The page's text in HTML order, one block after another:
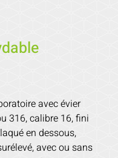
avec évier
316, calibre 16, fini
en dessous,
avec ou sans